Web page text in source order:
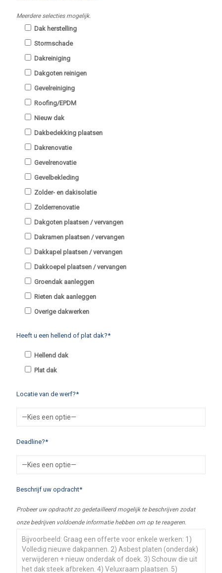
Meerdere selecties mogelijk.
Dak herstelling
Stormschade
Dakreiniging
Dakgoten reinigen
Gevelreiniging
Roofing/EPDM
Nieuw dak
Dakbedekking plaatsen
Dakrenovatie
Gevelrenovatie
Gevelbekleding
Zolder- en dakisolatie
Zolderrenovatie
Dakgoten plaatsen / vervangen
Dakramen plaatsen / vervangen
Dakkapel plaatsen / vervangen
Dakkoepel plaatsen / vervangen
Groendak aanleggen
Rieten dak aanleggen
Overige dakwerken
Heeft u een hellend of plat dak?*
Hellend dak
Plat dak
Locatie van de werf?*
Deadline?*
Beschrijf uw opdracht*
Probeer uw opdracht zo gedetailleerd mogelijk te beschrijven zodat
onze bedrijven voldoende informatie hebben om op te reageren.